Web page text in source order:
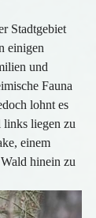
Stadtgebiet
einigen
und
Fauna
lohnt es
links liegen zu
einem
hinein zu